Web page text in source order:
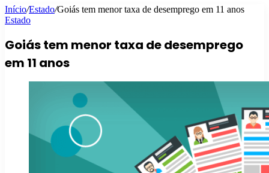
Início/Estado/Goiás tem menor taxa de desemprego em 11 anos
Estado
Goiás tem menor taxa de desemprego
em 11 anos